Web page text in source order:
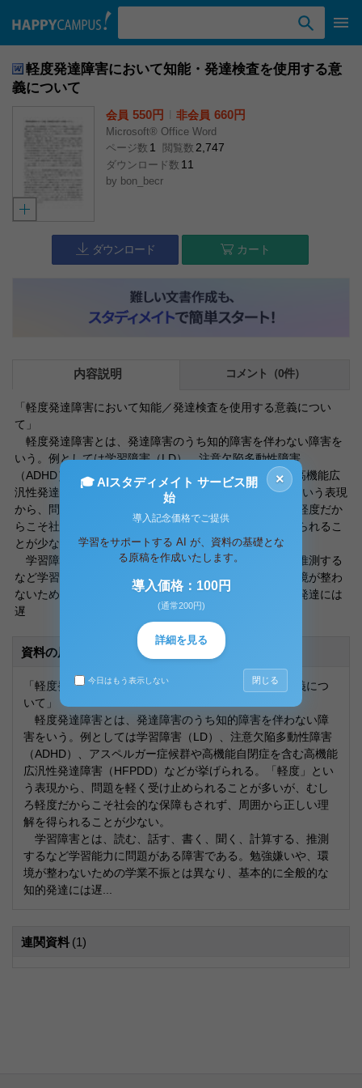
軽度発達障害において知能・発達検査を使用する意
義について
会員 550円 非会員 660円
Microsoft® Office Word
ページ数 1 閲覧数 2,747
ダウンロード数 11
by bon_becr
ダウンロード カート
内容説明 コメント（0件）
「軽度発達障害において知能／発達検査を使用する意義につい
て」
軽度発達障害とは、発達障害のうち知的障害を伴わない障害を
いう。例としては学習障害（LD）、注意欠陥多動性障害
（ADHD）、アスペルガー症候群や高機能自閉症を含む高機能広
汎性発達障害（HFPDD）などが挙げられる。「軽度」という表現
から、問題を軽く受け止められることが多いが、むしろ軽度だか
らこそ社会的な保障もされず、周囲から正しい理解を得られるこ
とが少ない。
学習障害とは、読む、話す、書く、聞く、計算する、推測する
など学習能力に問題がある障害である。勉強嫌いや、環境が整わ
ないための学業不振とは異なり、基本的に全般的な知的発達には
遅
資料の原本内容
「軽度発達障害において知能／発達検査を使用する意義につ
いて」
軽度発達障害とは、発達障害のうち知的障害を伴わない障
害をいう。例としては学習障害（LD）、注意欠陥多動性障害
（ADHD）、アスペルガー症候群や高機能自閉症を含む高機能
広汎性発達障害（HFPDD）などが挙げられる。「軽度」とい
う表現から、問題を軽く受け止められることが多いが、むし
ろ軽度だからこそ社会的な保障もされず、周囲から正しい理
解を得られることが少ない。
学習障害とは、読む、話す、書く、聞く、計算する、推測
するなど学習能力に問題がある障害である。勉強嫌いや、環
境が整わないための学業不振とは異なり、基本的に全般的な
知的発達には遅...
連関資料 (1)
×
🎓 AIスタディメイト サービス開
始
導入記念価格でご提供
学習をサポートする AI が、資料の基礎とな
る原稿を作成いたします。
導入価格：100円
(通常200円)
詳細を見る
今日はもう表示しない 閉じる